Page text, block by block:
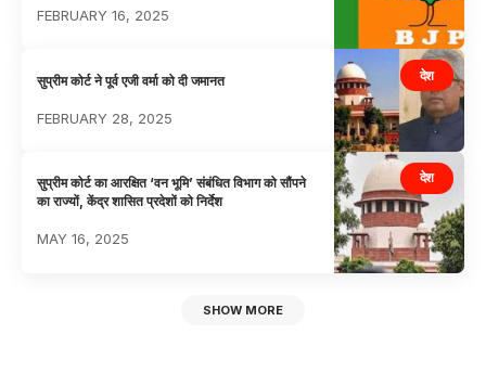
FEBRUARY 16, 2025
देश
सुप्रीम कोर्ट ने पूर्व एजी वर्मा को दी जमानत
FEBRUARY 28, 2025
देश
सुप्रीम कोर्ट का आरक्षित ‘वन भूमि’ संबंधित विभाग को सौंपने
का राज्यों, केंद्र शासित प्रदेशों को निर्देश
MAY 16, 2025
SHOW MORE